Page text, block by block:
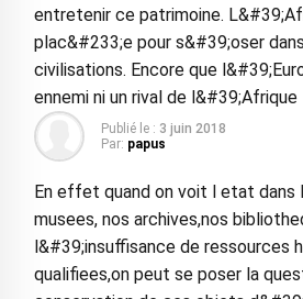
entretenir ce patrimoine.
plac&#233;e pour s&#39;oser
civilisations. Encore que
ennemi ni un rival de l&#39;Afrique
Publié le : 3 juin 2018
Par: papus
En effet quand on voit l etat dans
musees, nos archives,nos
l&#39;insuffisance de ressources
qualifiees,on peut se poser la